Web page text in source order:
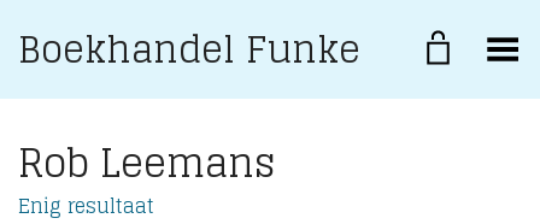
Boekhandel Funke Toggle Menu
Rob Leemans
Enig resultaat